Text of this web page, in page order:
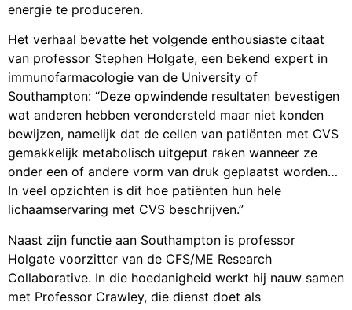
energie te produceren.
Het verhaal bevatte het volgende enthousiaste citaat
van professor Stephen Holgate, een bekend expert in
immunofarmacologie van de University of
Southampton: “Deze opwindende resultaten bevestigen
wat anderen hebben verondersteld maar niet konden
bewijzen, namelijk dat de cellen van patiënten met CVS
gemakkelijk metabolisch uitgeput raken wanneer ze
onder een of andere vorm van druk geplaatst worden…
In veel opzichten is dit hoe patiënten hun hele
lichaamservaring met CVS beschrijven.”
Naast zijn functie aan Southampton is professor
Holgate voorzitter van de CFS/ME Research
Collaborative. In die hoedanigheid werkt hij nauw samen
met Professor Crawley, die dienst doet als